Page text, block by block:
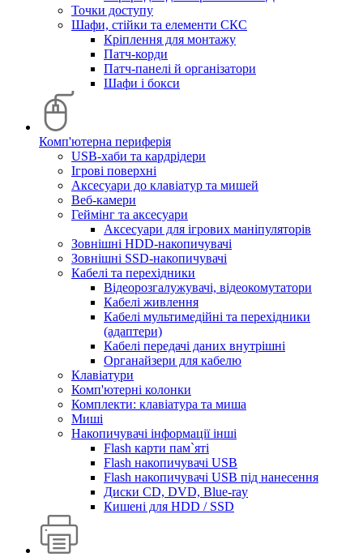
Точки доступу
Шафи, стійки та елементи СКС
Кріплення для монтажу
Патч-корди
Патч-панелі й організатори
Шафи і бокси
Комп'ютерна периферія
USB-хаби та кардрідери
Ігрові поверхні
Аксесуари до клавіатур та мишей
Веб-камери
Геймінг та аксесуари
Аксесуари для ігрових маніпуляторів
Зовнішні HDD-накопичувачі
Зовнішні SSD-накопичувачі
Кабелі та перехідники
Відеорозгалужувачі, відеокомутатори
Кабелі живлення
Кабелі мультимедійні та перехідники
(адаптери)
Кабелі передачі даних внутрішні
Органайзери для кабелю
Клавіатури
Комп'ютерні колонки
Комплекти: клавіатура та миша
Миші
Накопичувачі інформації інші
Flash карти пам`яті
Flash накопичувачі USB
Flash накопичувачі USB під нанесення
Диски CD, DVD, Blue-ray
Кишені для HDD / SSD